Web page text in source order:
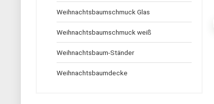
Weihnachtsbaumschmuck Glas
Weihnachtsbaumschmuck weiß
Weihnachtsbaum-Ständer
Weihnachtsbaumdecke